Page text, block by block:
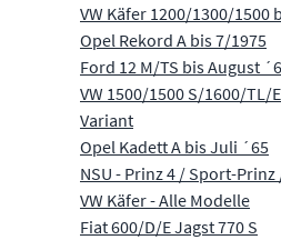
VW Käfer 1200/1300/1500
Opel Rekord A bis 7/1975
Ford 12 M/TS bis August
VW 1500/1500 S/1600/TL/
Variant
Opel Kadett A bis Juli ´65
NSU - Prinz 4 / Sport-Prinz
VW Käfer - Alle Modelle
Fiat 600/D/E Jagst 770 S